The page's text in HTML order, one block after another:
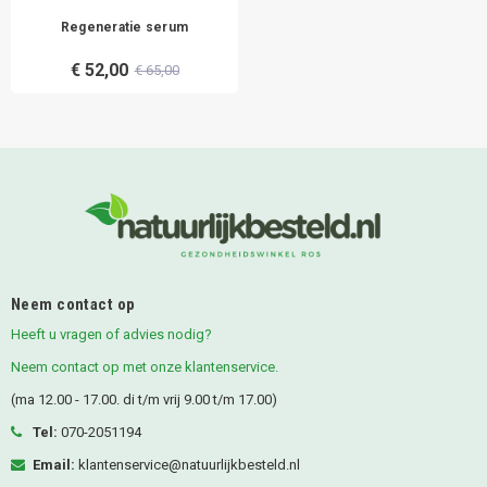
Regeneratie serum
€ 52,00 € 65,00
Neem contact op
Heeft u vragen of advies nodig?
Neem contact op met onze klantenservice.
(ma 12.00 - 17.00. di t/m vrij 9.00 t/m 17.00)
Tel: 070-2051194
Email: klantenservice@natuurlijkbesteld.nl